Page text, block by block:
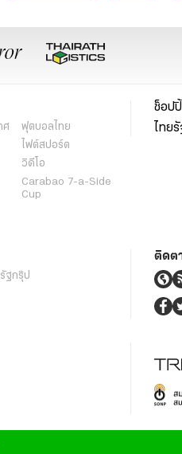
ศ
ฟุตบอลไทย
ไฟต์สปอร์ต
วิดีโอ
Carabao 7-a-Side
Cup
ช็อป
ไทย
ฐกรุ๊ป
ติดต